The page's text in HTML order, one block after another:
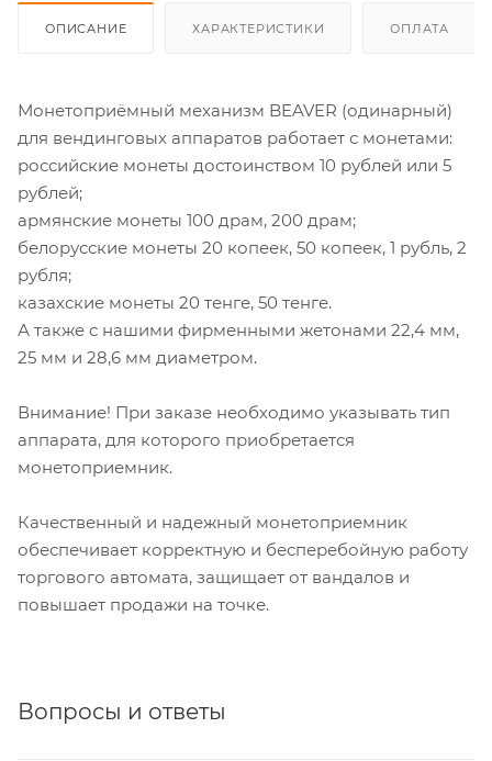
ОПИСАНИЕ ХАРАКТЕРИСТИКИ ОПЛАТА
Монетоприёмный механизм BEAVER (одинарный)
для вендинговых аппаратов работает с монетами:
российские монеты достоинством 10 рублей или 5
рублей;
армянские монеты 100 драм, 200 драм;
белорусские монеты 20 копеек, 50 копеек, 1 рубль, 2
рубля;
казахские монеты 20 тенге, 50 тенге.
А также с нашими фирменными жетонами 22,4 мм,
25 мм и 28,6 мм диаметром.
Внимание! При заказе необходимо указывать тип
аппарата, для которого приобретается
монетоприемник.
Качественный и надежный монетоприемник
обеспечивает корректную и бесперебойную работу
торгового автомата, защищает от вандалов и
повышает продажи на точке.
Вопросы и ответы